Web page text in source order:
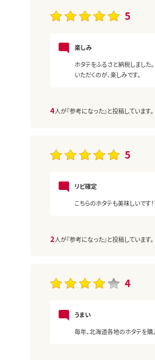
5
楽しみ
ホタテをふるさと納税しました。
いただくのが、楽しみです。
4人が『参考になった』と投稿しています。
5
リピ確定
こちらのホタテも美味しいです
2人が『参考になった』と投稿しています。
4
うまい
毎年、北海道各地のホタテを購